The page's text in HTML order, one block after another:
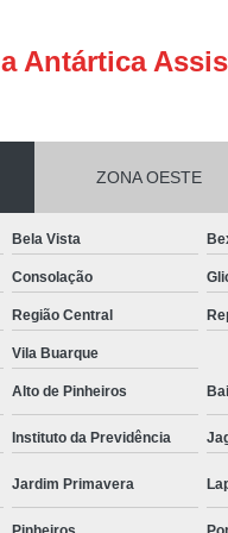
Antártica
ZONA OESTE
Bela Vista
Consolação
Região Central
Vila Buarque
Alto de Pinheiros
Instituto da Previdência
Jardim Primavera